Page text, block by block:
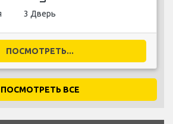
3 Дверь
ПОСМОТРЕТЬ...
ПОСМОТРЕТЬ ВСЕ